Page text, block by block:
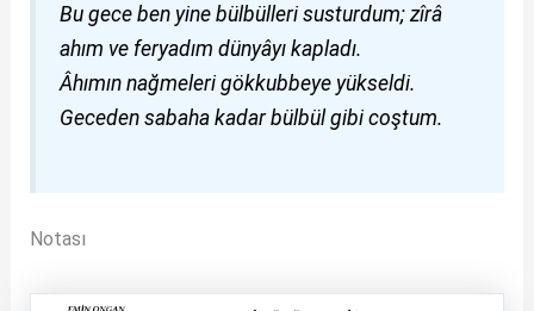
Bu gece ben yine bülbülleri susturdum; zîrâ
ahım ve feryadım dünyâyı kapladı.
Âhımın nağmeleri gökkubbeye yükseldi.
Geceden sabaha kadar bülbül gibi coştum.
Notası